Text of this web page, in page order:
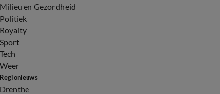
Milieu en Gezondheid
Politiek
Royalty
Sport
Tech
Weer
Regionieuws
Drenthe